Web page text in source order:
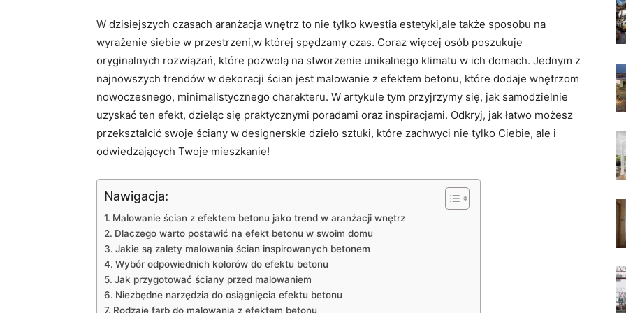
W dzisiejszych czasach aranżacja wnętrz to nie tylko kwestia estetyki,ale także sposobu na
wyrażenie siebie w przestrzeni,w której spędzamy czas. Coraz więcej osób poszukuje
oryginalnych rozwiązań, które pozwolą na stworzenie unikalnego klimatu w ich domach. Jednym z
najnowszych trendów w dekoracji ścian jest malowanie z efektem betonu, które dodaje wnętrzom
nowoczesnego, minimalistycznego charakteru. W artykule tym przyjrzymy się, jak samodzielnie
uzyskać ten efekt, dzieląc się praktycznymi poradami oraz inspiracjami. Odkryj, jak łatwo możesz
przekształcić swoje ściany w designerskie dzieło sztuki, które zachwyci nie tylko Ciebie, ale i
odwiedzających Twoje mieszkanie!
Nawigacja:
Malowanie ścian z efektem betonu jako trend w aranżacji wnętrz
Dlaczego warto postawić na efekt betonu w swoim domu
Jakie są zalety malowania ścian inspirowanych betonem
Wybór odpowiednich kolorów do efektu betonu
Jak przygotować ściany przed malowaniem
Niezbędne narzędzia do osiągnięcia efektu betonu
Rodzaje farb do malowania z efektem betonu